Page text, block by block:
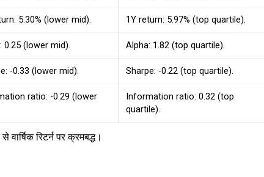
5.30% (lower mid). 1Y return: 5.97% (top quartile).
0.25 (lower mid). Alpha: 1.82 (top quartile).
-0.33 (lower mid). Sharpe: -0.22 (top quartile).
ratio: -0.29 (lower
Information ratio: 0.32 (top
quartile).
रिटर्न पर क्रमबद्ध।